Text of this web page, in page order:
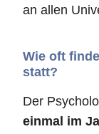
an allen
Wie oft
statt?
Der
einmal im